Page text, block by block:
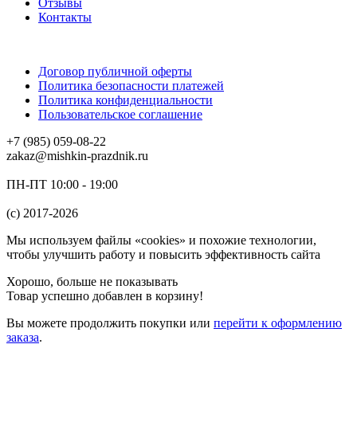
Отзывы
Контакты
Договор публичной оферты
Политика безопасности платежей
Политика конфиденциальности
Пользовательское соглашение
+7 (985) 059-08-22
zakaz@mishkin-prazdnik.ru
ПН-ПТ 10:00 - 19:00
(c) 2017-2026
Мы используем файлы «cookies» и похожие технологии,
чтобы улучшить работу и повысить эффективность сайта
Хорошо, больше не показывать
Товар успешно добавлен в корзину!
Вы можете продолжить покупки или перейти к оформлению
заказа.